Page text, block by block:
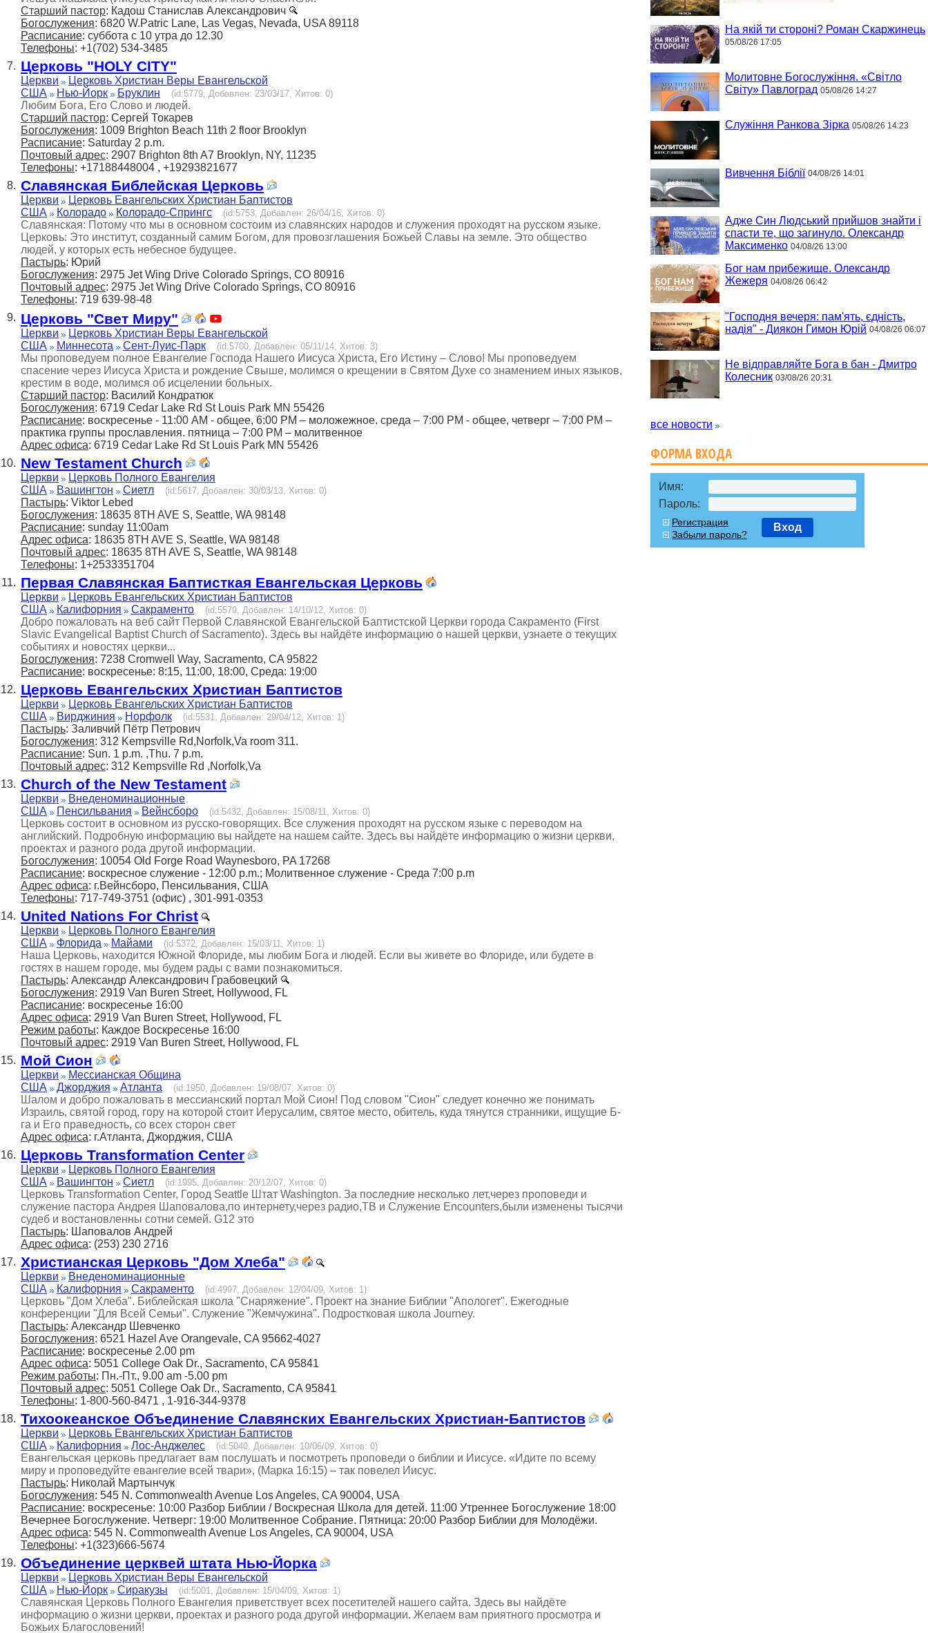
Старший пастор: Кадош Станислав Александрович
Богослужения: 6820 W.Patric Lane, Las Vegas, Nevada, USA 89118
Расписание: суббота с 10 утра до 12.30
Телефоны: +1(702) 534-3485
7. Церковь "HOLY CITY"
Церкви
Церковь Христиан Веры Евангельской
США
Нью-Йорк Бруклин (id:5779, Добавлен: 23/03/17, Хитов: 0)
Любим Бога, Его Слово и людей.
Старший пастор: Сергей Токарев
Богослужения: 1009 Brighton Beach 11th 2 floor Brooklyn
Расписание: Saturday 2 p.m.
Почтовый адрес: 2907 Brighton 8th A7 Brooklyn, NY, 11235
Телефоны: +17188448004 , +19293821677
8. Славянская Библейская Церковь
Церкви
Церковь Евангельских Христиан Баптистов
США
Колорадо Колорадо-Спрингс (id:5753, Добавлен: 26/04/16, Хитов: 0)
Славянская: Потому что мы в основном состоим из славянских народов и служения проходят на русском языке.
Церковь: Это институт, созданный самим Богом, для провозглашения Божьей Славы на земле. Это общество
людей, у которых есть небесное будущее.
Пастырь: Юрий
Богослужения: 2975 Jet Wing Drive Colorado Springs, CO 80916
Почтовый адрес: 2975 Jet Wing Drive Colorado Springs, CO 80916
Телефоны: 719 639-98-48
9. Церковь "Свет Миру"
Церкви
Церковь Христиан Веры Евангельской
США
Миннесота Сент-Луис-Парк (id:5700, Добавлен: 05/11/14, Хитов: 3)
Мы проповедуем полное Евангелие Господа Нашего Иисуса Христа, Его Истину – Слово! Мы проповедуем
спасение через Иисуса Христа и рождение Свыше, молимся о крещении в Святом Духе со знамением иных языков,
крестим в воде, молимся об исцелении больных.
Старший пастор: Василий Кондратюк
Богослужения: 6719 Cedar Lake Rd St Louis Park MN 55426
Расписание: воскресенье - 11:00 АМ - общее, 6:00 РМ – моложежное. среда – 7:00 РМ - общее, четверг – 7:00 РМ –
практика группы прославления. пятница – 7:00 РМ – молитвенное
Адрес офиса: 6719 Cedar Lake Rd St Louis Park MN 55426
10. New Testament Church
Церкви
Церковь Полного Евангелия
США
Вашингтон Сиетл (id:5617, Добавлен: 30/03/13, Хитов: 0)
Пастырь: Viktor Lebed
Богослужения: 18635 8TH AVE S, Seattle, WA 98148
Расписание: sunday 11:00am
Адрес офиса: 18635 8TH AVE S, Seattle, WA 98148
Почтовый адрес: 18635 8TH AVE S, Seattle, WA 98148
Телефоны: 1+2533351704
11. Первая Славянская Баптисткая Евангельская Церковь
Церкви
Церковь Евангельских Христиан Баптистов
США
Калифорния Сакраменто (id:5579, Добавлен: 14/10/12, Хитов: 0)
Добро пожаловать на веб сайт Первой Славянской Евангельской Баптистской Церкви города Сакраменто (First
Slavic Evangelical Baptist Church of Sacramento). Здесь вы найдёте информацию о нашей церкви, узнаете о текущих
событиях и новостях церкви...
Богослужения: 7238 Cromwell Way, Sacramento, CA 95822
Расписание: воскресенье: 8:15, 11:00, 18:00, Среда: 19:00
12. Церковь Евангельских Христиан Баптистов
Церкви
Церковь Евангельских Христиан Баптистов
США
Вирджиния Норфолк (id:5531, Добавлен: 29/04/12, Хитов: 1)
Пастырь: Заливчий Пётр Петрович
Богослужения: 312 Kempsville Rd,Norfolk,Va room 311.
Расписание: Sun. 1 p.m. ,Thu. 7 p.m.
Почтовый адрес: 312 Kempsville Rd ,Norfolk,Va
13. Church of the New Testament
Церкви
Внеденоминационные
США
Пенсильвания Вейнсборо (id:5432, Добавлен: 15/08/11, Хитов: 0)
Церковь состоит в основном из русско-говорящих. Все служения проходят на русском языке с переводом на
английский. Подробную информацию вы найдете на нашем сайте. Здесь вы найдёте информацию о жизни церкви,
проектах и разного рода другой информации.
Богослужения: 10054 Old Forge Road Waynesboro, PA 17268
Расписание: воскресное служение - 12:00 p.m.; Молитвенное служение - Среда 7:00 p.m
Адрес офиса: г.Вейнсборо, Пенсильвания, США
Телефоны: 717-749-3751 (офис) , 301-991-0353
14. United Nations For Christ
Церкви
Церковь Полного Евангелия
США
Флорида Майами (id:5372, Добавлен: 15/03/11, Хитов: 1)
Наша Церковь, находится Южной Флориде, мы любим Бога и людей. Если вы живете во Флориде, или будете в
гостях в нашем городе, мы будем рады с вами познакомиться.
Пастырь: Александр Александрович Грабовецкий
Богослужения: 2919 Van Buren Street, Hollywood, FL
Расписание: воскресенье 16:00
Адрес офиса: 2919 Van Buren Street, Hollywood, FL
Режим работы: Каждое Воскресенье 16:00
Почтовый адрес: 2919 Van Buren Street, Hollywood, FL
15. Мой Сион
Церкви
Мессианская Община
США
Джорджия Атланта (id:1950, Добавлен: 19/08/07, Хитов: 0)
Шалом и добро пожаловать в мессианский портал Мой Сион! Под словом "Сион" следует конечно же понимать
Израиль, святой город, гору на которой стоит Иерусалим, святое место, обитель, куда тянутся странники, ищущие Б-
га и Его праведность, со всех сторон свет
Адрес офиса: г.Атланта, Джорджия, США
16. Церковь Transformation Center
Церкви
Церковь Полного Евангелия
США
Вашингтон Сиетл (id:1995, Добавлен: 20/12/07, Хитов: 0)
Церковь Transformation Center, Город Seattle Штат Washington. За последние несколько лет,через проповеди и
служение пастора Андрея Шаповалова,по интернету,через радио,ТВ и Служение Encounters,были изменены тысячи
судеб и востановленны сотни семей. G12 это
Пастырь: Шаповалов Андрей
Адрес офиса: (253) 230 2716
17. Христианская Церковь "Дом Хлеба"
Церкви
Внеденоминационные
США
Калифорния Сакраменто (id:4997, Добавлен: 12/04/09, Хитов: 1)
Церковь "Дом Хлеба". Библейская школа "Снаряжение". Проект на знание Библии "Апологет". Ежегодные
конференции "Для Всей Семьи". Служение "Жемчужина". Подростковая школа Journey.
Пастырь: Александр Шевченко
Богослужения: 6521 Hazel Ave Orangevale, CA 95662-4027
Расписание: воскресенье 2.00 pm
Адрес офиса: 5051 College Oak Dr., Sacramento, CA 95841
Режим работы: Пн.-Пт., 9.00 am -5.00 pm
Почтовый адрес: 5051 College Oak Dr., Sacramento, CA 95841
Телефоны: 1-800-560-8471 , 1-916-344-9378
18. Тихоокеанское Объединение Славянских Евангельских Христиан-Баптистов
Церкви
Церковь Евангельских Христиан Баптистов
США
Калифорния Лос-Анджелес (id:5040, Добавлен: 10/06/09, Хитов: 0)
Евангельская церковь предлагает вам послушать и посмотреть проповеди о библии и Иисусе. «Идите по всему
миру и проповедуйте евангелие всей твари», (Марка 16:15) – так повелел Иисус.
Пастырь: Николай Мартынчук
Богослужения: 545 N. Commonwealth Avenue Los Angeles, CA 90004, USA
Расписание: воскресенье: 10:00 Разбор Библии / Воскресная Школа для детей. 11:00 Утреннее Богослужение 18:00
Вечернее Богослужение. Четверг: 19:00 Молитвенное Собрание. Пятница: 20:00 Разбор Библии для Молодёжи.
Адрес офиса: 545 N. Commonwealth Avenue Los Angeles, CA 90004, USA
Телефоны: +1(323)666-5674
19. Объединение церквей штата Нью-Йорка
Церкви
Церковь Христиан Веры Евангельской
США
Нью-Йорк Сиракузы (id:5001, Добавлен: 15/04/09, Хитов: 1)
Славянская Церковь Полного Евангелия приветствует всех посетителей нашего сайта. Здесь вы найдёте
информацию о жизни церкви, проектах и разного рода другой информации. Желаем вам приятного просмотра и
Божьих Благословений!
На якій ти стороні? Роман Скаржинець
05/08/26 17:05
Молитовне Богослужіння. «Світло
Світу» Павлоград 05/08/26 14:27
Служіння Ранкова Зірка 05/08/26 14:23
Вивчення Біблії 04/08/26 14:01
Адже Син Людський прийшов знайти і
спасти те, що загинуло. Олександр
Максименко 04/08/26 13:00
Бог нам прибежище. Олександр
Жежеря 04/08/26 06:42
"Господня вечеря: пам'ять, єдність,
надія" - Диякон Гимон Юрій 04/08/26 06:07
Не відправляйте Бога в бан - Дмитро
Колесник 03/08/26 20:31
все новости
ФОРМА ВХОДА
Имя:
Пароль:
Регистрация
Забыли пароль?
Вход